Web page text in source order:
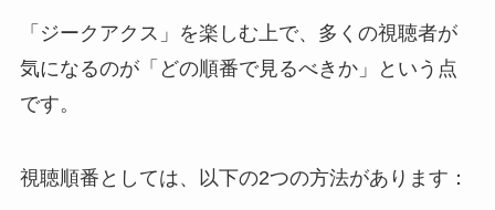
「ジークアクス」を楽しむ上で、多くの視聴者が
気になるのが「どの順番で見るべきか」という点
です。
視聴順番としては、以下の2つの方法があります：